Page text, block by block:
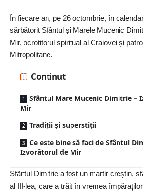
În fiecare an, pe 26 octombrie, în
sărbătorit Sfântul și Marele Mucenic
Mir, ocrotitorul spiritual al Craiovei și
Mitropolitane.
Continut
Sfântul Mare Mucenic Dimitrie –
Mir
Tradiţii şi superstiţii
Ce este bine să faci de Sfântul
Izvorâtorul de Mir
Sfântul Dimitrie a fost un martir creştin,
al III-lea, care a trăit în vremea